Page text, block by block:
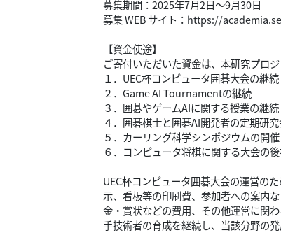
募集期間：2025年7月2日～9月30日
募集 WEB サイト：https://
【資金使途】
ご寄付いただいた資金は、本研究プロ
１．UEC杯コンピュータ囲碁大会の継続
２．Game AI Tournamentの継続
３．囲碁やゲームAIに関する授業の継続
４．囲碁棋士と囲碁AI開発者の定期研究
５．カーリング科学シンポジウムの開催
６．コンピュータ将棋に関する大会の
UEC杯コンピュータ囲碁大会の運営の
示、看板等の印刷費、参加者への案内
金・賞状などの費用、その他運営に関
手技術者の育成を継続し、当該分野の